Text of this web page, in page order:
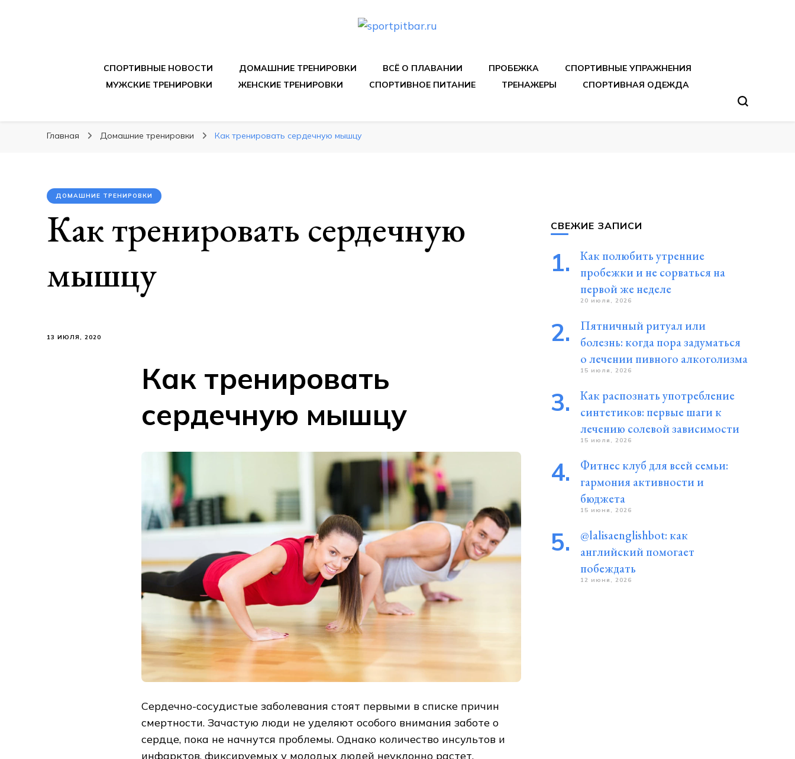
СПОРТИВНЫЕ НОВОСТИ ДОМАШНИЕ ТРЕНИРОВКИ ВСЁ О ПЛАВАНИИ ПРОБЕЖКА
СПОРТИВНЫЕ УПРАЖНЕНИЯ
МУЖСКИЕ ТРЕНИРОВКИ
ЖЕНСКИЕ ТРЕНИРОВКИ СПОРТИВНОЕ ПИТАНИЕ ТРЕНАЖЕРЫ СПОРТИВНАЯ ОДЕЖДА
Главная Домашние тренировки Как тренировать сердечную мышцу
ДОМАШНИЕ ТРЕНИРОВКИ
Как тренировать сердечную
мышцу
13 ИЮЛЯ, 2020
Как тренировать
сердечную мышцу
Сердечно-сосудистые заболевания стоят первыми в списке причин
смертности. Зачастую люди не уделяют особого внимания заботе о
сердце, пока не начнутся проблемы. Однако количество инсультов и
инфарктов, фиксируемых у молодых людей неуклонно растет.
СВЕЖИЕ ЗАПИСИ
Как полюбить утренние
пробежки и не сорваться на
первой же неделе
20 июля, 2026
Пятничный ритуал или
болезнь: когда пора задуматься
о лечении пивного алкоголизма
15 июля, 2026
Как распознать употребление
синтетиков: первые шаги к
лечению солевой зависимости
15 июля, 2026
Фитнес клуб для всей семьи:
гармония активности и
бюджета
15 июня, 2026
@lalisaenglishbot: как
английский помогает
побеждать
12 июня, 2026